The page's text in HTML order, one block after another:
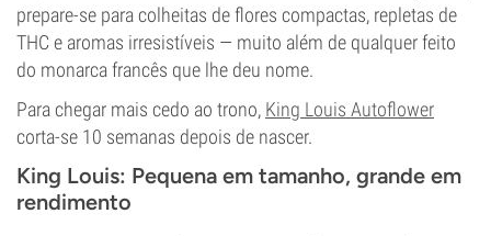
prepare-se para colheitas de flores compactas, repletas de
THC e aromas irresistíveis — muito além de qualquer feito
do monarca francês que lhe deu nome.
Para chegar mais cedo ao trono, King Louis Autoflower
corta-se 10 semanas depois de nascer.
King Louis: Pequena em tamanho, grande em
rendimento